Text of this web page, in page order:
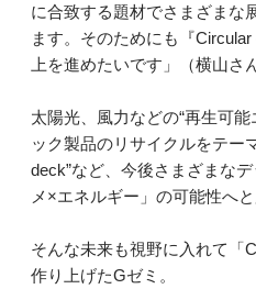
に合致する題材でさまざまな
ます。そのためにも『
上を進めたいです」（横山さ
太陽光、風力などの“再生可
ック製品のリサイクルをテー
deck”など、今後さまざまな
メ×エネルギー」の可能性へ
そんな未来も視野に入れて「
作り上げたGゼミ。